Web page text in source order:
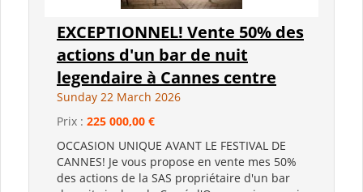
EXCEPTIONNEL! Vente 50% des
actions d'un bar de nuit
legendaire à Cannes centre
Sunday 22 March 2026
Prix : 225 000,00 €
OCCASION UNIQUE AVANT LE FESTIVAL DE
CANNES! Je vous propose en vente mes 50%
des actions de la SAS propriétaire d'un bar